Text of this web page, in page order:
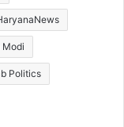
Modi
Politics